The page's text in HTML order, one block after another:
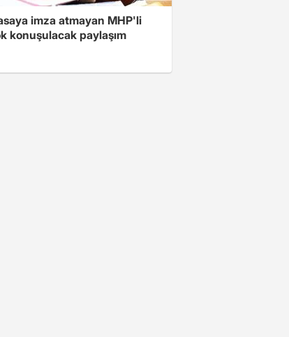
imza atmayan MHP'li
konuşulacak paylaşım